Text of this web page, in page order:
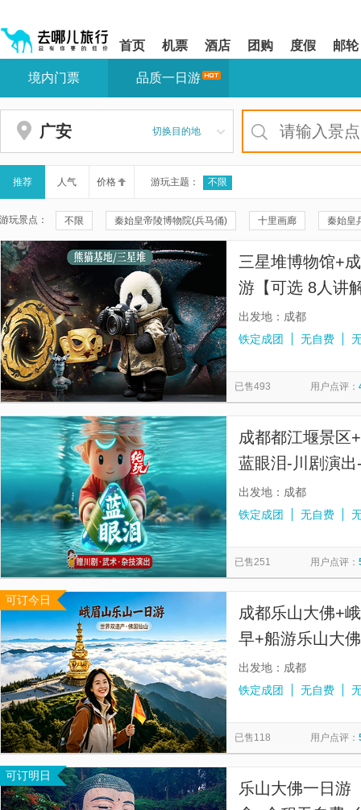
shift+enter
网
导
盲
导
模
式
您
站
区,
本
有
6
个
模
块,
按
下
Tab
键
浏
览
信
息
首页 机票 酒店 团购 度假 邮轮
您
站
区
境内门票 品质一日游
广安 切换目的地
推荐 人气 价格 游玩主题： 不限
游玩景点： 不限 秦始皇帝陵博物院(兵马俑) 十里画廊 秦始皇
秦兵马俑三号坑遗址 华清宫
兴坪古镇 秦兵马俑二号坑遗址大厅 遇龙河景区
珠海大剧院 周庄 云水谣景区
福建土楼(南靖)云水谣景区-怀远楼 福建土楼(南靖)云水谣景区-
慕田峪长城 太平山顶 寒山寺
贞丰文化街 都江堰景区 漓江三星游船 南湖秋月
佛山市祖庙博物馆 金紫荆广场
三星堆博物馆+
游【可选 8人讲
上门接人】
出发地：成都
铁定成团
无自费
已售493 用户点评：
成都都江堰景区
蓝眼泪-川剧演
◆100%品质纯玩
出发地：成都
铁定成团
无自费
已售251 用户点评：
可订今日
成都乐山大佛+
早+船游乐山大
出发地：成都
铁定成团
无自费
已售118 用户点评：
可订明日
乐山大佛一日游